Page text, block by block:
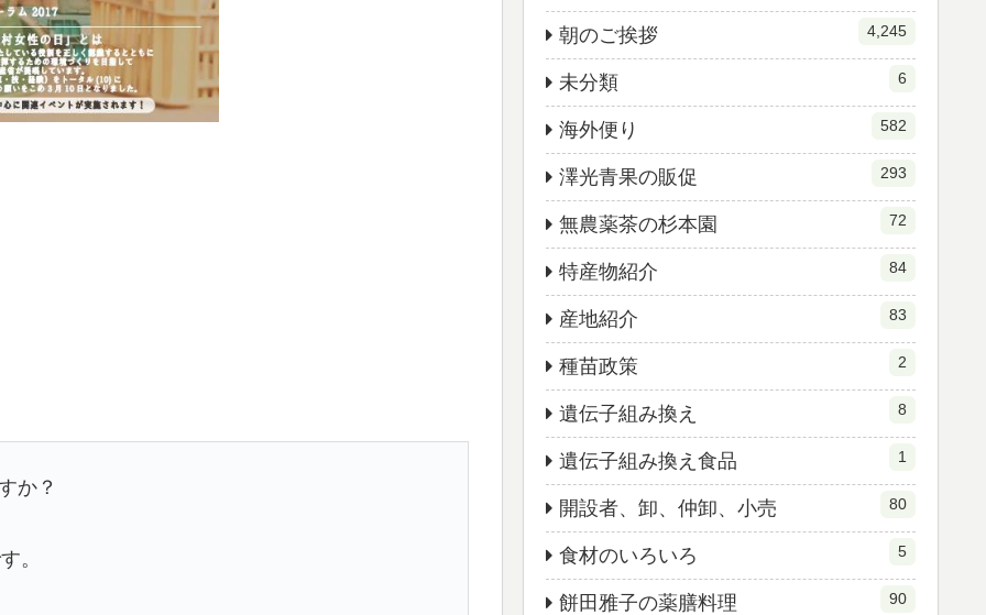
か？
。
朝のご挨拶 4,245
未分類 6
海外便り 582
澤光青果の販促 293
無農薬茶の杉本園 72
特産物紹介 84
産地紹介 83
種苗政策 2
遺伝子組み換え 8
遺伝子組み換え食品 1
開設者、卸、仲卸、小売 80
食材のいろいろ 5
餅田雅子の薬膳料理 90